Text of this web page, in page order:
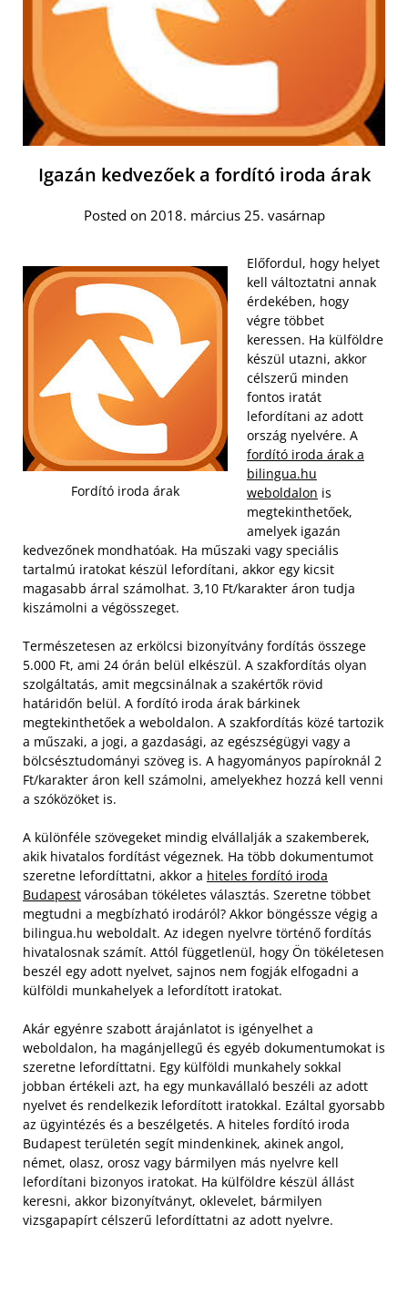
Igazán kedvezőek a fordító iroda árak
Posted on 2018. március 25. vasárnap
Fordító iroda árak
Előfordul, hogy helyet
kell változtatni annak
érdekében, hogy
végre többet
keressen. Ha külföldre
készül utazni, akkor
célszerű minden
fontos iratát
lefordítani az adott
ország nyelvére. A
fordító iroda árak a
bilingua.hu
weboldalon is
megtekinthetőek,
amelyek igazán
kedvezőnek mondhatóak. Ha műszaki vagy speciális
tartalmú iratokat készül lefordítani, akkor egy kicsit
magasabb árral számolhat. 3,10 Ft/karakter áron tudja
kiszámolni a végösszeget.
Természetesen az erkölcsi bizonyítvány fordítás összege
5.000 Ft, ami 24 órán belül elkészül. A szakfordítás olyan
szolgáltatás, amit megcsinálnak a szakértők rövid
határidőn belül. A fordító iroda árak bárkinek
megtekinthetőek a weboldalon. A szakfordítás közé tartozik
a műszaki, a jogi, a gazdasági, az egészségügyi vagy a
bölcsésztudományi szöveg is. A hagyományos papíroknál 2
Ft/karakter áron kell számolni, amelyekhez hozzá kell venni
a szóközöket is.
A különféle szövegeket mindig elvállalják a szakemberek,
akik hivatalos fordítást végeznek. Ha több dokumentumot
szeretne lefordíttatni, akkor a hiteles fordító iroda
Budapest városában tökéletes választás. Szeretne többet
megtudni a megbízható irodáról? Akkor böngéssze végig a
bilingua.hu weboldalt. Az idegen nyelvre történő fordítás
hivatalosnak számít. Attól függetlenül, hogy Ön tökéletesen
beszél egy adott nyelvet, sajnos nem fogják elfogadni a
külföldi munkahelyek a lefordított iratokat.
Akár egyénre szabott árajánlatot is igényelhet a
weboldalon, ha magánjellegű és egyéb dokumentumokat is
szeretne lefordíttatni. Egy külföldi munkahely sokkal
jobban értékeli azt, ha egy munkavállaló beszéli az adott
nyelvet és rendelkezik lefordított iratokkal. Ezáltal gyorsabb
az ügyintézés és a beszélgetés. A hiteles fordító iroda
Budapest területén segít mindenkinek, akinek angol,
német, olasz, orosz vagy bármilyen más nyelvre kell
lefordítani bizonyos iratokat. Ha külföldre készül állást
keresni, akkor bizonyítványt, oklevelet, bármilyen
vizsgapapírt célszerű lefordíttatni az adott nyelvre.